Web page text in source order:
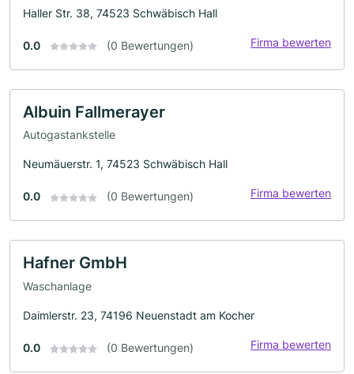
Haller Str. 38, 74523 Schwäbisch Hall
0.0 (0 Bewertungen) Firma bewerten
Albuin Fallmerayer
Autogastankstelle
Neumäuerstr. 1, 74523 Schwäbisch Hall
0.0 (0 Bewertungen) Firma bewerten
Hafner GmbH
Waschanlage
Daimlerstr. 23, 74196 Neuenstadt am Kocher
0.0 (0 Bewertungen) Firma bewerten